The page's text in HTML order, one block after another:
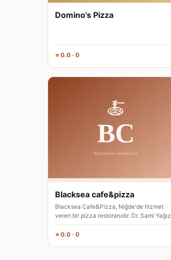
Domino's Pizza
⭐ 0.0 · 0
Blacksea cafe&pizza
Blacksea Cafe&Pizza, Niğde'de hizmet
veren bir pizza restoranıdır. Dr. Sami Yağız
Caddesi 44 numarada konumlan…
⭐ 0.0 · 0